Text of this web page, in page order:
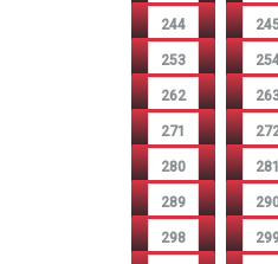
244
253
262
271
280 281
289
298